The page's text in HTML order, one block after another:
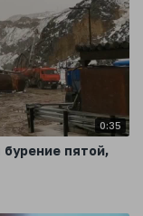
0:35
пятой,